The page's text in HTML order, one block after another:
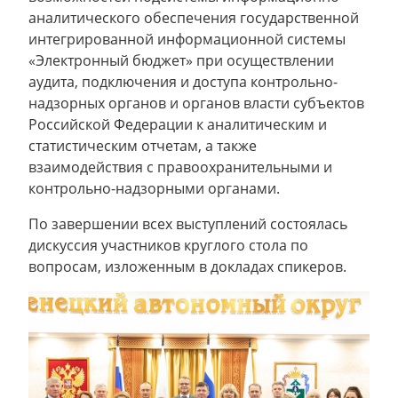
аналитического обеспечения государственной
интегрированной информационной системы
«Электронный бюджет» при осуществлении
аудита, подключения и доступа контрольно-
надзорных органов и органов власти субъектов
Российской Федерации к аналитическим и
статистическим отчетам, а также
взаимодействия с правоохранительными и
контрольно-надзорными органами.
По завершении всех выступлений состоялась
дискуссия участников круглого стола по
вопросам, изложенным в докладах спикеров.